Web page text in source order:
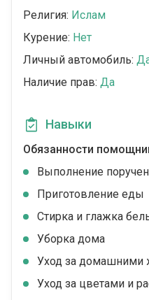
Религия: Ислам
Курение: Нет
Личный автомобиль:
Наличие прав: Да
Навыки
Обязанности
Выполнение
Приготовление еды
Стирка и глажка
Уборка дома
Уход за
Уход за цветами и